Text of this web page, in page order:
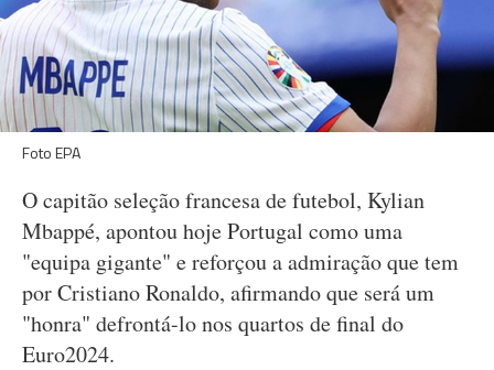
Foto EPA
O capitão seleção francesa de futebol, Kylian
Mbappé, apontou hoje Portugal como uma
"equipa gigante" e reforçou a admiração que tem
por Cristiano Ronaldo, afirmando que será um
"honra" defrontá-lo nos quartos de final do
Euro2024.